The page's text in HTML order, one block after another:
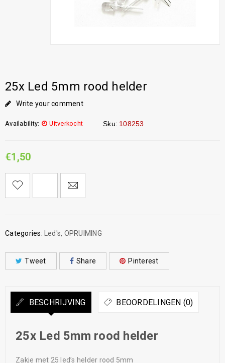
25x Led 5mm rood helder
Write your comment
Availability: Uitverkocht Sku: 108253
€1,50
Categories: Led's, OPRUIMING
Tweet Share Pinterest
BESCHRIJVING BEOORDELINGEN (0)
25x Led 5mm rood helder
Zakje met 25 led’s helder rood 5mm